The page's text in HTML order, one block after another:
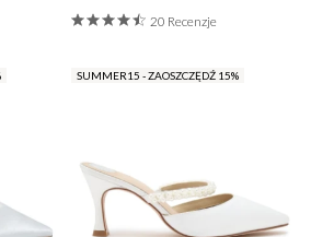
20 Recenzje
SUMMER15 - ZAOSZCZĘDŹ 15%